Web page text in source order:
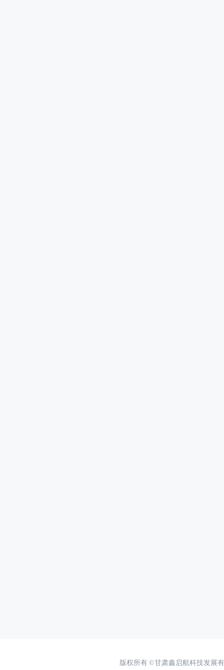
版权所有 ©甘肃鑫启航科技发展